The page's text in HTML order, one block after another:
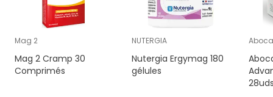
Mag 2
Mag 2 Cramp 30
Comprimés
NUTERGIA
Nutergia Ergymag 180
gélules
Aboca